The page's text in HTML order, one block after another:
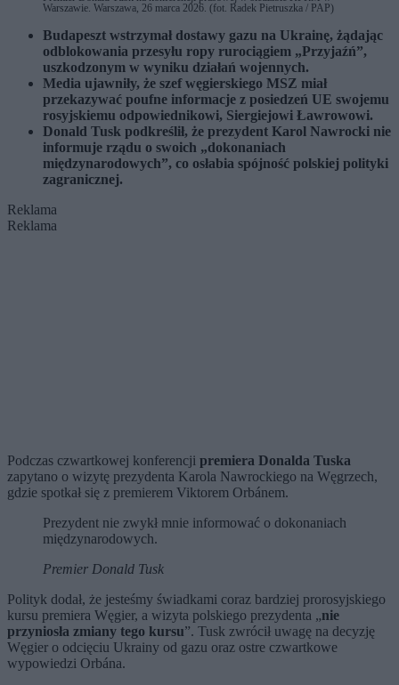
Warszawie. Warszawa, 26 marca 2026. (fot. Radek Pietruszka / PAP)
Budapeszt wstrzymał dostawy gazu na Ukrainę, żądając
odblokowania przesyłu ropy rurociągiem „Przyjaźń”,
uszkodzonym w wyniku działań wojennych.
Media ujawniły, że szef węgierskiego MSZ miał
przekazywać poufne informacje z posiedzeń UE swojemu
rosyjskiemu odpowiednikowi, Siergiejowi Ławrowowi.
Donald Tusk podkreślił, że prezydent Karol Nawrocki nie
informuje rządu o swoich „dokonaniach
międzynarodowych”, co osłabia spójność polskiej polityki
zagranicznej.
Reklama
Reklama
Podczas czwartkowej konferencji premiera Donalda Tuska
zapytano o wizytę prezydenta Karola Nawrockiego na Węgrzech,
gdzie spotkał się z premierem Viktorem Orbánem.
Prezydent nie zwykł mnie informować o dokonaniach
międzynarodowych.
Premier Donald Tusk
Polityk dodał, że jesteśmy świadkami coraz bardziej prorosyjskiego
kursu premiera Węgier, a wizyta polskiego prezydenta „nie
przyniosła zmiany tego kursu”. Tusk zwrócił uwagę na decyzję
Węgier o odcięciu Ukrainy od gazu oraz ostre czwartkowe
wypowiedzi Orbána.